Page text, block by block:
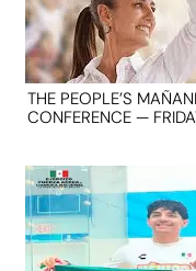
THE PEOPLE’S
CONFERENCE —